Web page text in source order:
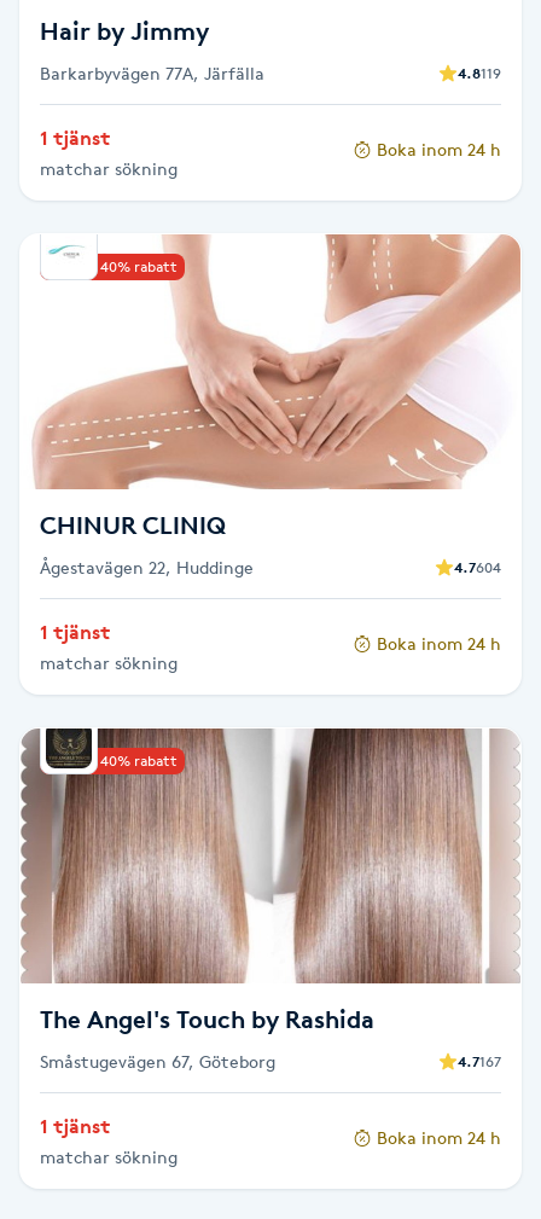
Föning
Gelenaglar
Gellack
Gellack med förstärkning
Gravidmassage
Gravidyoga
Gruppträning
Gua Sha-massage
Hatha Yoga
Headspa
Healing
Herrklippning
HIFU
Hollywood Peel
Hot Stone Massage
Hot yoga
Hair by Jimmy
Barkarbyvägen 77A, Järfälla 4.8119
1 tjänst
matchar sökning
Boka inom 24 h
Upp till 40% rabatt
CHINUR CLINIQ
Ågestavägen 22, Huddinge 4.7604
1 tjänst
matchar sökning
Boka inom 24 h
Upp till 40% rabatt
The Angel's Touch by Rashida
Småstugevägen 67, Göteborg 4.7167
1 tjänst
matchar sökning
Boka inom 24 h